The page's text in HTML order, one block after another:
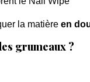
la matière en
grumeaux ?